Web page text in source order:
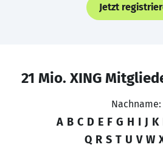
Jetzt
21 Mio. XING
Nachname:
A B C D E F G H I J K
Q R S T U V W